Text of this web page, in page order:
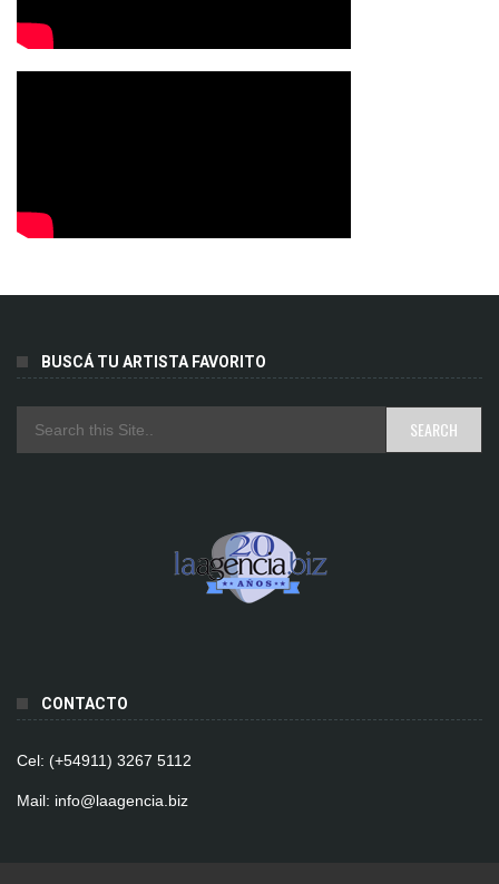
BUSCÁ TU ARTISTA FAVORITO
CONTACTO
Cel: (+54911) 3267 5112
Mail: info@laagencia.biz